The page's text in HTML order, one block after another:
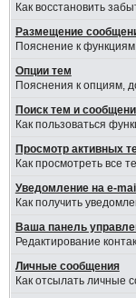
Как восстановить
Размещение
Пояснение к
Опции тем
Пояснения к опциям,
Поиск тем и
Как пользоваться
Просмотр активных
Как просмотреть все
Уведомление на е-
Как получить
Ваша панель
Редактирование
Личные сообщения
Как отсылать личные